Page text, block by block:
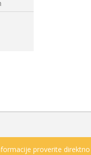
proverite direktno